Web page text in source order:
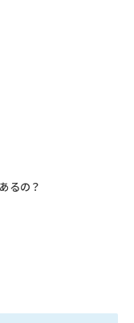
るの？